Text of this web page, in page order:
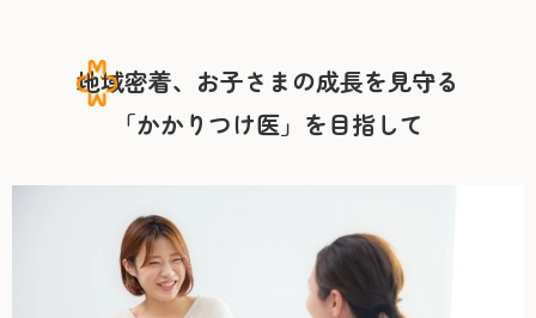
地域密着、お子さまの成長を見守る
「かかりつけ医」を目指して